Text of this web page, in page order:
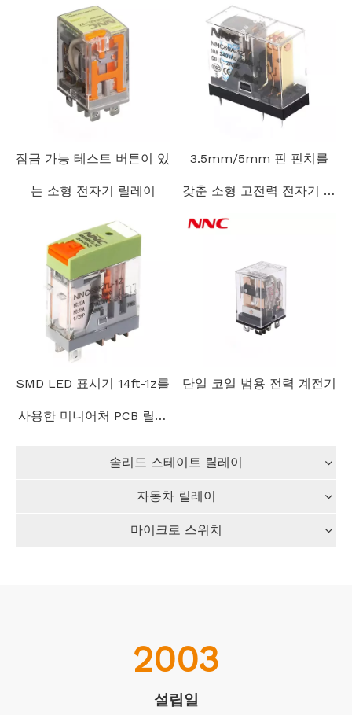
잠금 가능 테스트 버튼이 있
는 소형 전자기 릴레이
3.5mm/5mm 핀 핀치를
갖춘 소형 고전력 전자기 계
SMD LED 표시기 14ft-1z를
사용한 미니어처 PCB 릴레
단일 코일 범용 전력 계전기
솔리드 스테이트 릴레이
자동차 릴레이
마이크로 스위치
2003
설립일